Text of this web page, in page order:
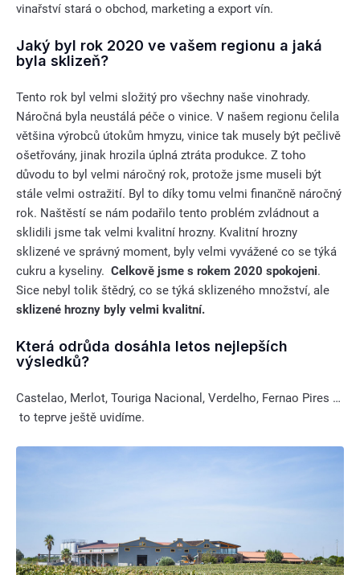
vinařství stará o obchod, marketing a export vín.
Jaký byl rok 2020 ve vašem regionu a jaká
byla sklizeň?
Tento rok byl velmi složitý pro všechny naše vinohrady.
Náročná byla neustálá péče o vinice. V našem regionu čelila
většina výrobců útokům hmyzu, vinice tak musely být pečlivě
ošetřovány, jinak hrozila úplná ztráta produkce. Z toho
důvodu to byl velmi náročný rok, protože jsme museli být
stále velmi ostražití. Byl to díky tomu velmi finančně náročný
rok. Naštěstí se nám podařilo tento problém zvládnout a
sklidili jsme tak velmi kvalitní hrozny. Kvalitní hrozny
sklizené ve správný moment, byly velmi vyvážené co se týká
cukru a kyseliny. Celkově jsme s rokem 2020 spokojeni.
Sice nebyl tolik štědrý, co se týká sklizeného množství, ale
sklizené hrozny byly velmi kvalitní.
Která odrůda dosáhla letos nejlepších
výsledků?
Castelao, Merlot, Touriga Nacional, Verdelho, Fernao Pires …
to teprve ještě uvidíme.